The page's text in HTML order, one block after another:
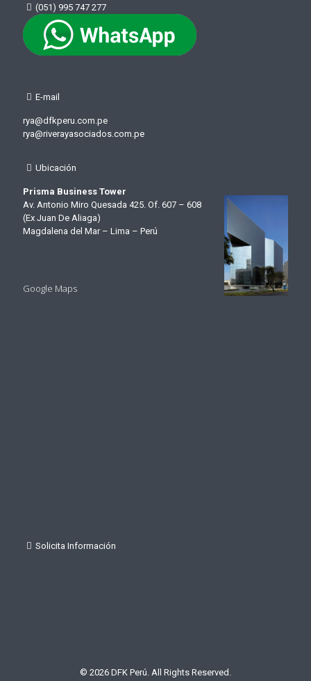
(051) 995 747 277
E-mail
rya@dfkperu.com.pe
rya@riverayasociados.com.pe
Ubicación
Prisma Business Tower
Av. Antonio Miro Quesada 425. Of. 607 – 608
(Ex Juan De Aliaga)
Magdalena del Mar – Lima – Perú
Google Maps
Solicita Información
© 2026 DFK Perú. All Rights Reserved.